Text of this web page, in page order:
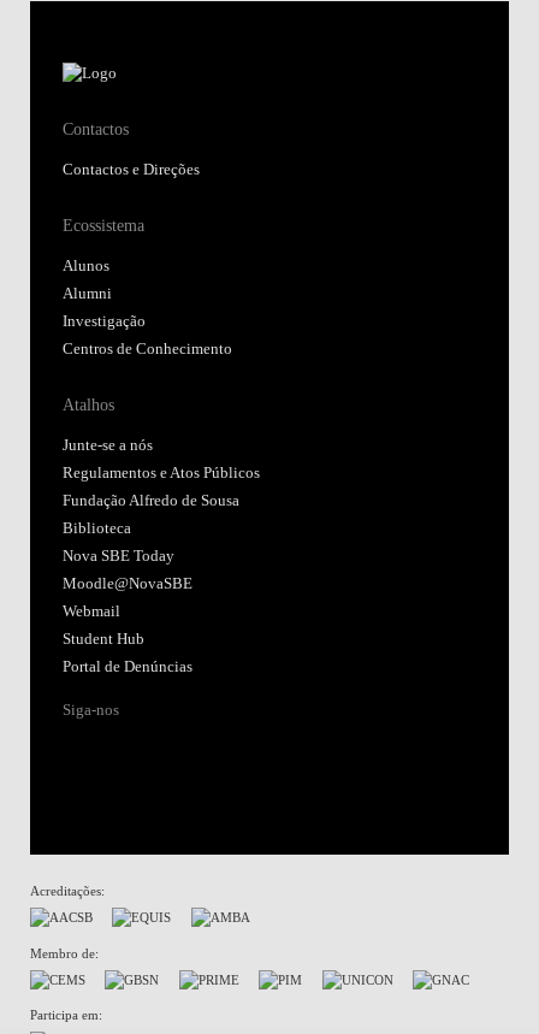
Contactos
Contactos e Direções
Ecossistema
Alunos
Alumni
Investigação
Centros de Conhecimento
Atalhos
Junte-se a nós
Regulamentos e Atos Públicos
Fundação Alfredo de Sousa
Biblioteca
Nova SBE Today
Moodle@NovaSBE
Webmail
Student Hub
Portal de Denúncias
Siga-nos
Acreditações:
Membro de:
Participa em: